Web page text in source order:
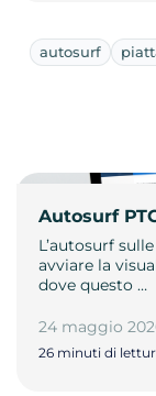
autosurf
Autosurf
L’autosurf
avviare la
dove questo …
24 maggio
26 minuti di